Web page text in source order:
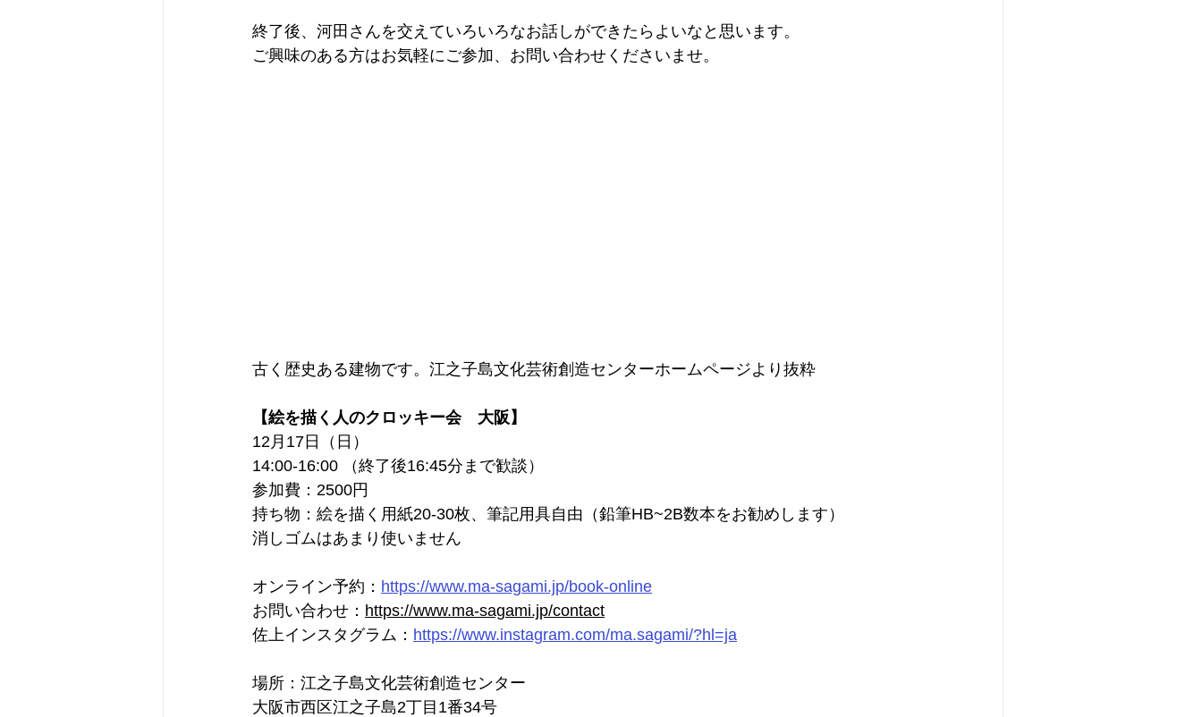
終了後、河田さんを交えていろいろなお話しができたらよいなと思います。
ご興味のある方はお気軽にご参加、お問い合わせくださいませ。
古く歴史ある建物です。江之子島文化芸術創造センターホームページより抜粋
【絵を描く人のクロッキー会　大阪】
12月17日（日）
14:00-16:00 （終了後16:45分まで歓談）
参加費：2500円
持ち物：絵を描く用紙20-30枚、筆記用具自由（鉛筆HB~2B数本をお勧めします）
消しゴムはあまり使いません
オンライン予約： https://www.ma-sagami.jp/book-online
お問い合わせ： https://www.ma-sagami.jp/contact
佐上インスタグラム： https://www.instagram.com/ma.sagami/?hl=ja
場所： 江之子島文化芸術創造センター
大阪市西区江之子島2丁目1番34号